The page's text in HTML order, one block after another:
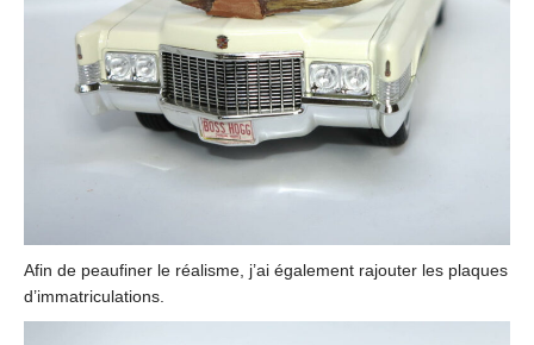
Afin de peaufiner le réalisme, j’ai également rajouter les plaques
d’immatriculations.